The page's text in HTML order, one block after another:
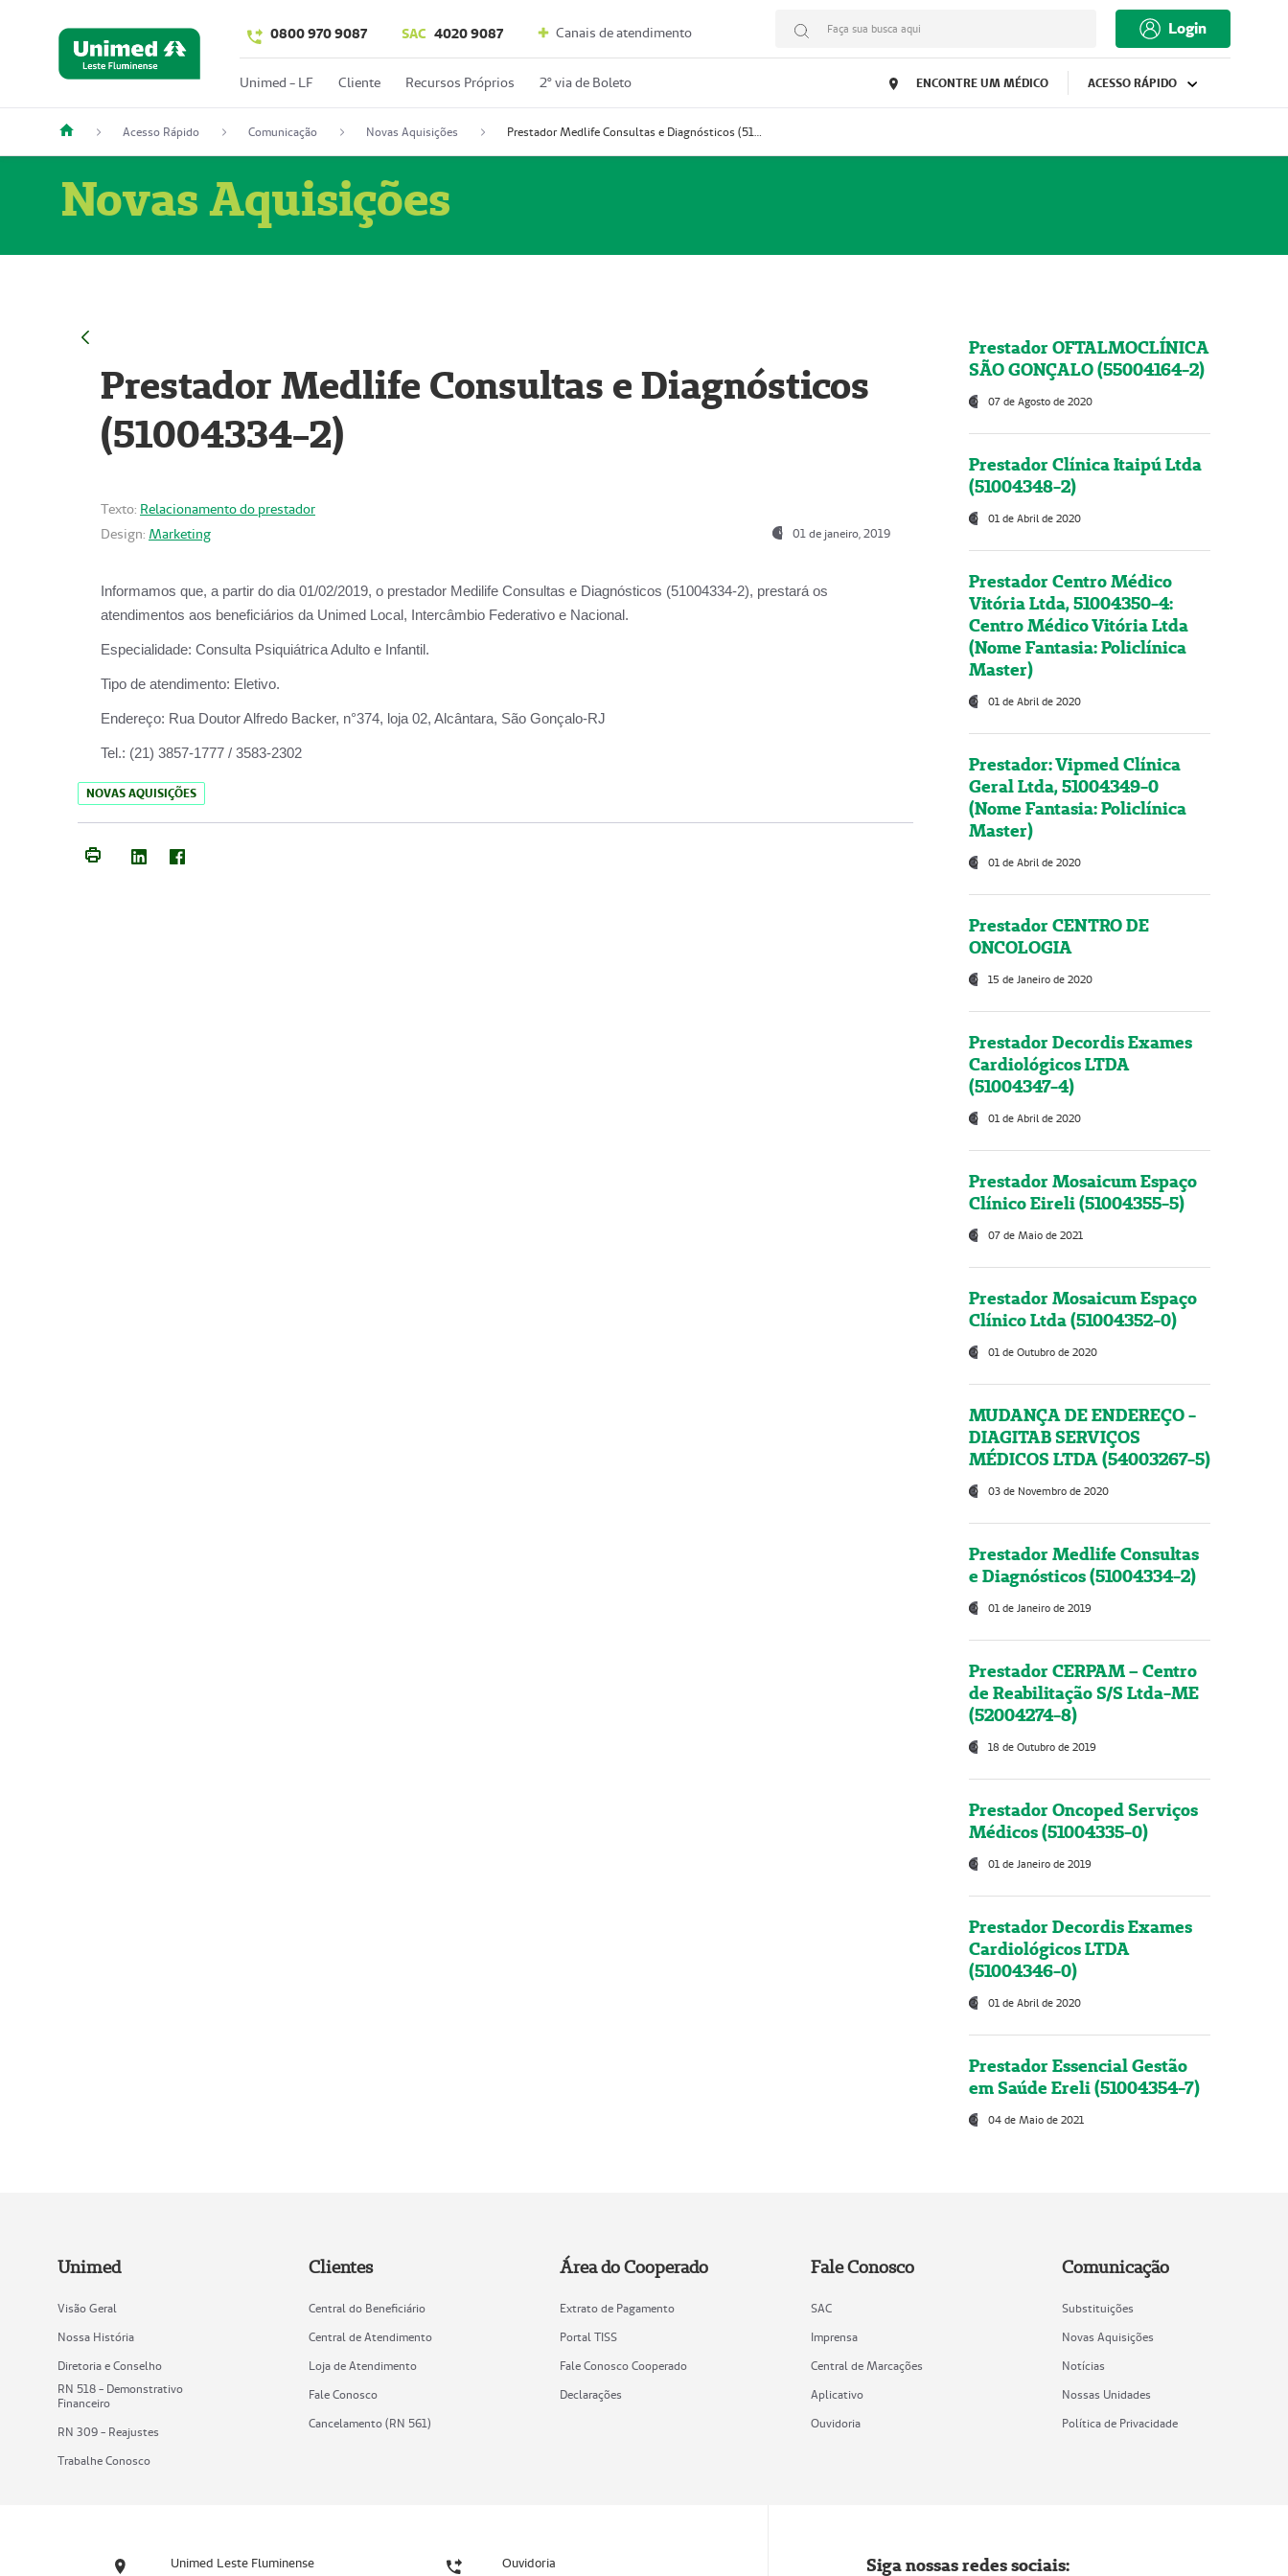
0800 970 9087 SAC 4020 9087 Canais de atendimento Faça sua busca aqui Login
Unimed - LF Cliente Recursos Próprios 2º via de Boleto ENCONTRE UM MÉDICO ACESSO RÁPIDO
Acesso Rápido Comunicação Novas Aquisições Prestador Medlife Consultas e Diagnósticos (51004334-2)
Novas Aquisições
Prestador Medlife Consultas e Diagnósticos
(51004334-2)
Texto: Relacionamento do prestador
Design: Marketing 01 de janeiro, 2019
Informamos que, a partir do dia 01/02/2019, o prestador Medilife Consultas e Diagnósticos (51004334-2), prestará os
atendimentos aos beneficiários da Unimed Local, Intercâmbio Federativo e Nacional.
Especialidade: Consulta Psiquiátrica Adulto e Infantil.
Tipo de atendimento: Eletivo.
Endereço: Rua Doutor Alfredo Backer, n°374, loja 02, Alcântara, São Gonçalo-RJ
Tel.: (21) 3857-1777 / 3583-2302
NOVAS AQUISIÇÕES
Prestador OFTALMOCLÍNICA
SÃO GONÇALO (55004164-2)
07 de Agosto de 2020
Prestador Clínica Itaipú Ltda
(51004348-2)
01 de Abril de 2020
Prestador Centro Médico
Vitória Ltda, 51004350-4:
Centro Médico Vitória Ltda
(Nome Fantasia: Policlínica
Master)
01 de Abril de 2020
Prestador: Vipmed Clínica
Geral Ltda, 51004349-0
(Nome Fantasia: Policlínica
Master)
01 de Abril de 2020
Prestador CENTRO DE
ONCOLOGIA
15 de Janeiro de 2020
Prestador Decordis Exames
Cardiológicos LTDA
(51004347-4)
01 de Abril de 2020
Prestador Mosaicum Espaço
Clínico Eireli (51004355-5)
07 de Maio de 2021
Prestador Mosaicum Espaço
Clínico Ltda (51004352-0)
01 de Outubro de 2020
MUDANÇA DE ENDEREÇO -
DIAGITAB SERVIÇOS
MÉDICOS LTDA (54003267-5)
03 de Novembro de 2020
Prestador Medlife Consultas
e Diagnósticos (51004334-2)
01 de Janeiro de 2019
Prestador CERPAM – Centro
de Reabilitação S/S Ltda-ME
(52004274-8)
18 de Outubro de 2019
Prestador Oncoped Serviços
Médicos (51004335-0)
01 de Janeiro de 2019
Prestador Decordis Exames
Cardiológicos LTDA
(51004346-0)
01 de Abril de 2020
Prestador Essencial Gestão
em Saúde Ereli (51004354-7)
04 de Maio de 2021
Unimed
Visão Geral
Nossa História
Diretoria e Conselho
RN 518 - Demonstrativo
Financeiro
RN 309 - Reajustes
Trabalhe Conosco
Clientes
Central do Beneficiário
Central de Atendimento
Loja de Atendimento
Fale Conosco
Cancelamento (RN 561)
Área do Cooperado
Extrato de Pagamento
Portal TISS
Fale Conosco Cooperado
Declarações
Fale Conosco
SAC
Imprensa
Central de Marcações
Aplicativo
Ouvidoria
Comunicação
Substituições
Novas Aquisições
Notícias
Nossas Unidades
Política de Privacidade
Unimed Leste Fluminense Ouvidoria Siga nossas redes sociais: